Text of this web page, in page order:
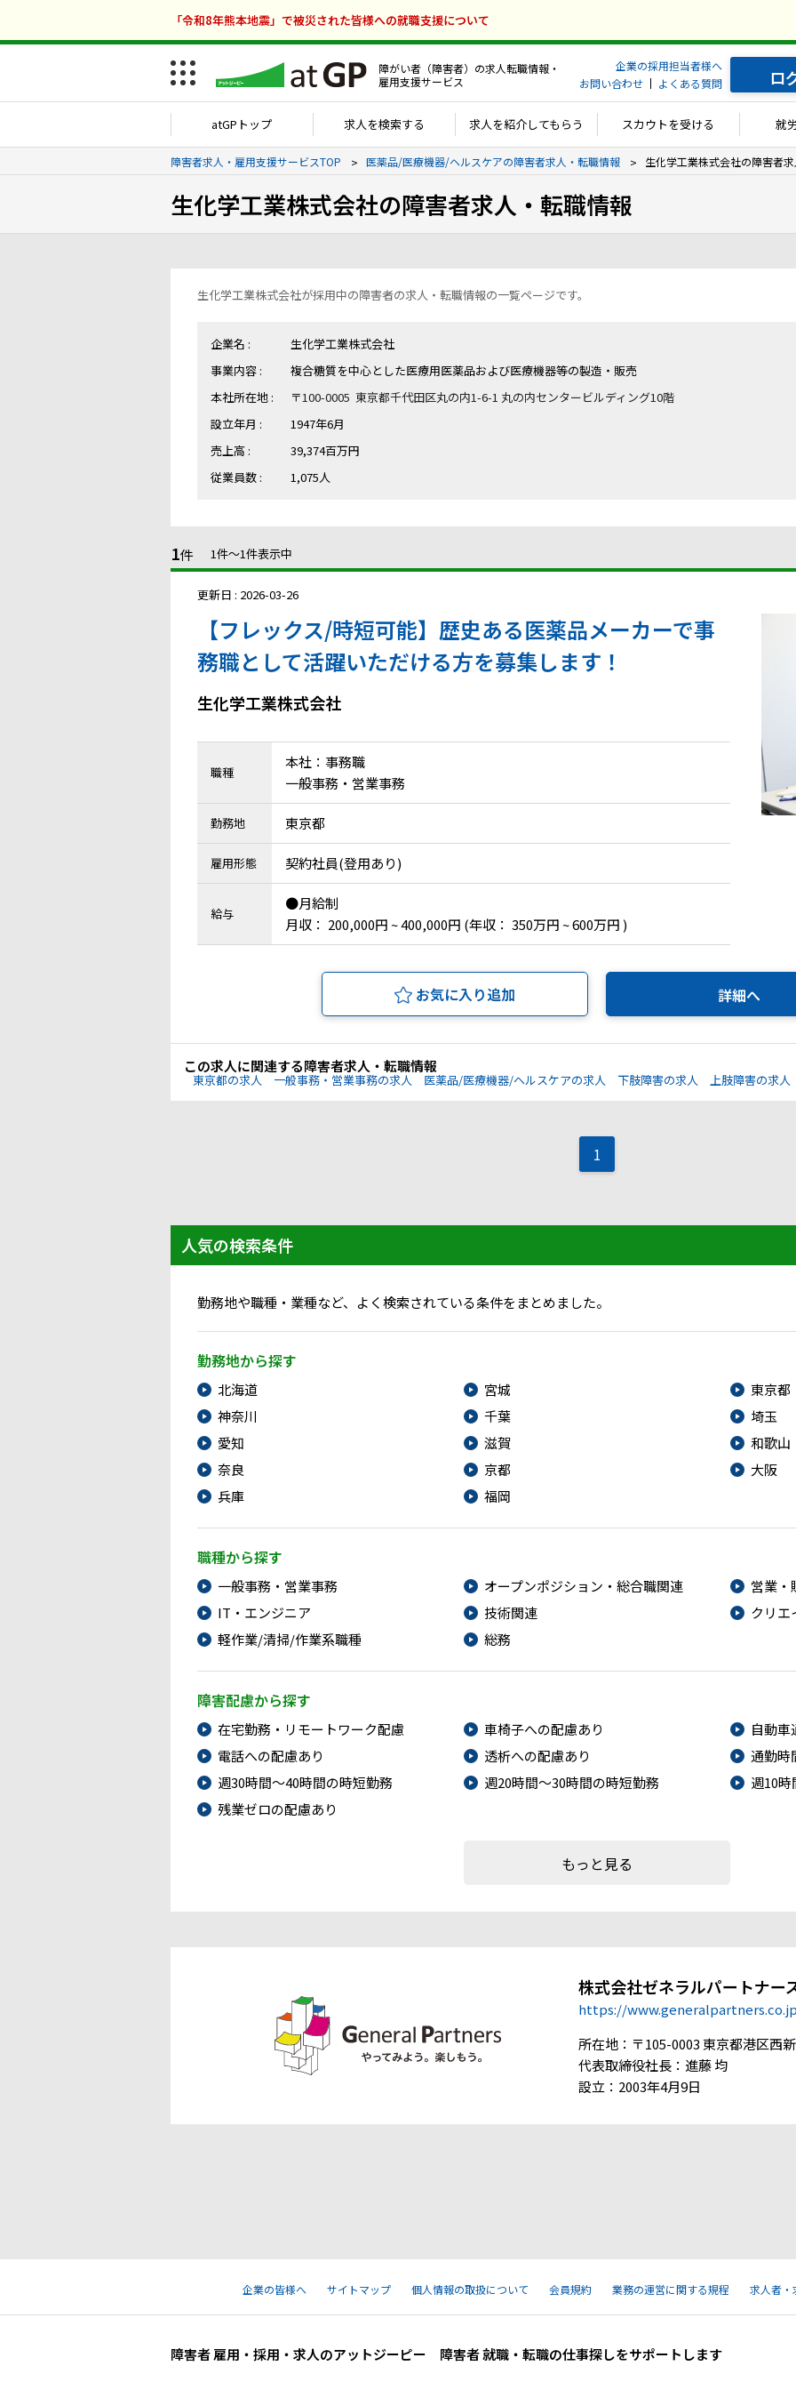
「令和8年熊本地震」で被災された皆様への就職支援について
障がい者（障害者）の求人転職情報・
雇用支援サービス
企業の採用担当者様へ
お問い合わせ
よくある質問 ロ
atGPトップ 求人を検索する 求人を紹介してもらう スカウトを受ける 就
障害者求人・雇用支援サービスTOP 医薬品/医療機器/ヘルスケアの障害者求人・転職情報 生化学工業株式会社の障害者
生化学工業株式会社の障害者求人・転職情報
生化学工業株式会社が採用中の障害者の求人・転職情報の一覧ページです。
企業名 :
生化学工業株式会社
事業内容 :
複合糖質を中心とした医療用医薬品および医療機器等の製造・販売
本社所在地 :
〒100-0005 東京都千代田区丸の内1-6-1 丸の内センタービルディング10階
設立年月 :
1947年6月
売上高 :
39,374百万円
従業員数 :
1,075人
1件 1件〜1件表示中
更新日 : 2026-03-26
【フレックス/時短可能】歴史ある医薬品メーカーで事
務職として活躍いただける方を募集します！
生化学工業株式会社
職種
本社：事務職
一般事務・営業事務
勤務地 東京都
雇用形態 契約社員(登用あり)
給与
●月給制
月収： 200,000円 ~ 400,000円 (年収： 350万円 ~ 600万円 )
お気に入り追加 詳細へ
この求人に関連する障害者求人・転職情報
東京都の求人 一般事務・営業事務の求人 医薬品/医療機器/ヘルスケアの求人 下肢障害の求人 上肢障害の求人
1
人気の検索条件
勤務地や職種・業種など、よく検索されている条件をまとめました。
勤務地から探す
北海道 宮城
東京都
神奈川
千葉
埼玉
愛知
滋賀
和歌山
奈良
京都
大阪
兵庫
福岡
職種から探す
一般事務・営業事務 オープンポジション・総合職関連
営業・
IT・エンジニア
技術関連
クリエ
軽作業/清掃/作業系職種
総務
障害配慮から探す
在宅勤務・リモートワーク配慮 車椅子への配慮あり
自動車
電話への配慮あり
透析への配慮あり
通勤時
週30時間～40時間の時短勤務
週20時間～30時間の時短勤務
週10
残業ゼロの配慮あり
もっと見る
株式会社ゼネラルパートナー
https://
所在地：〒105-0003 東京都港区西
代表取締役社長：進藤 均
設立：2003年4月9日
企業の皆様へ サイトマップ 個人情報の取扱について 会員規約 業務の運営に関する規程 求人者・
障害者 雇用・採用・求人のアットジーピー 障害者 就職・転職の仕事探しをサポートします